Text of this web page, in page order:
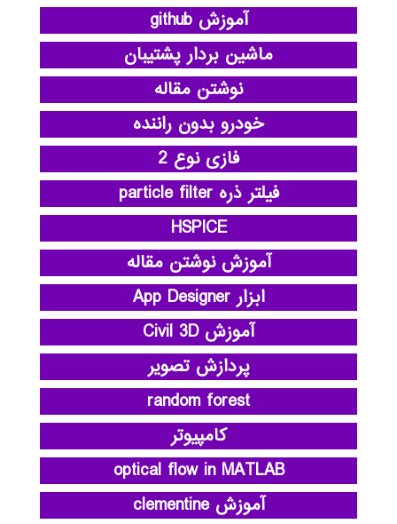
آموزش github
ماشین بردار پشتیبان
نوشتن مقاله
خودرو بدون راننده
فازی نوع 2
فیلتر ذره particle filter
HSPICE
آموزش نوشتن مقاله
ابزار App Designer
آموزش Civil 3D
پردازش تصویر
random forest
کامپیوتر
optical flow in MATLAB
آموزش clementine